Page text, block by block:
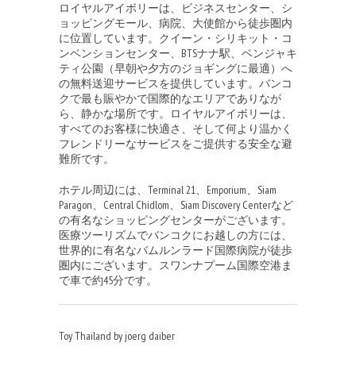
ロイヤルアイボリーは、ビジネスセンター、シ
ョッピングモール、病院、大使館から徒歩圏内
に位置しています。クイーン・シリキット・コ
ンベンションセンター、BTSナナ駅、ベンジャキ
ティ公園（早朝や夕方のジョギングに最適）へ
の無料送迎サービスを提供しています。バンコ
クで最も賑やかで国際的なエリアでありなが
ら、静かな場所です。ロイヤルアイボリーは、
すべてのお客様に快適さ、そして何より温かく
フレンドリーなサービスをご提供する安全な避
難所です。
ホテル周辺には、Terminal 21、Emporium、Siam
Paragon、Central Chidlom、Siam Discovery Centerなど
の有名なショッピングセンターがございます。
医療ツーリズムでバンコクにお越しの方には、
世界的に有名なバムルンラード国際病院が徒歩
圏内にございます。スワンナプーム国際空港ま
で車で約45分です。
Toy Thailand by joerg daiber